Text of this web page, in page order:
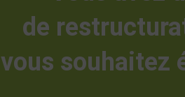
de
vous souhaitez